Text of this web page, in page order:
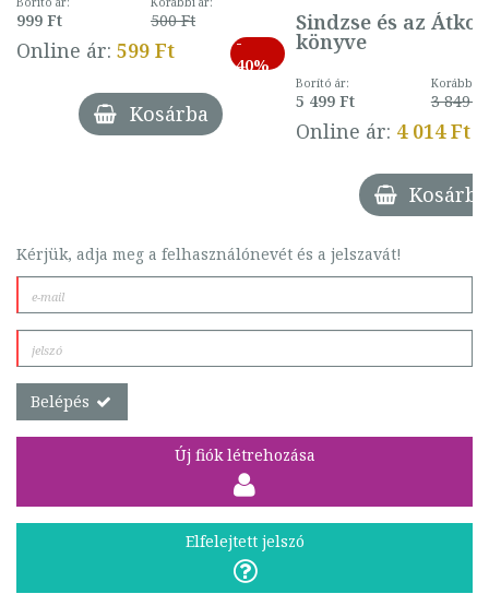
999 Ft 500 Ft
Online ár: 599 Ft
-
40%
Kosárba
Sindzse és az Átkok
könyve
Borító ár:
5 499 Ft
Korábbi
3 849 Ft
Online ár: 4 014 Ft
Kosárba
Kérjük, adja meg a felhasználónevét és a jelszavát!
Belépés
Új fiók létrehozása
Elfelejtett jelszó